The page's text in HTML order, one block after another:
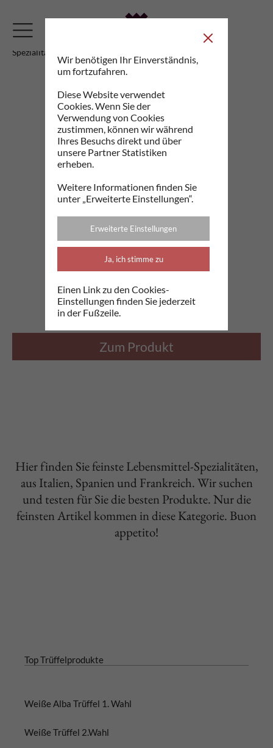
Spezialitäten
Spezialitäten
100g
10,00€
Zum Produkt
Hier finden Sie feinste Lebensmittel-Spezialitäten,
aus Italien, Spanien und Frankreich. Wir suchen
und testen für Sie die besten Produkte. Nur die
feinsten Artikel kommen in diese Kategorie. Buon
appetito!
Top Trüffelprodukte
Weiße Alba Trüffel 1. Wahl
Weiße Trüffel 2.Wahl
Wir benötigen Ihr Einverständnis,
um fortzufahren.
Diese Website verwendet
Cookies. Wenn Sie der
Verwendung von Cookies
zustimmen, können wir während
Ihres Besuchs direkt und über
unsere Partner Statistiken
erheben.
Weitere Informationen finden Sie
unter „Erweiterte Einstellungen“.
Erweiterte Einstellungen
Ja, ich stimme zu
Einen Link zu den Cookies-
Einstellungen finden Sie jederzeit
in der Fußzeile.